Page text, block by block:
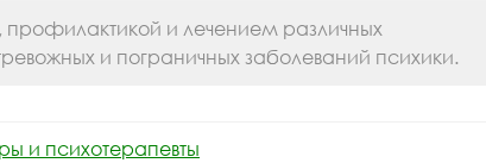
профилактикой и лечением различных
и пограничных заболеваний психики.
и психотерапевты